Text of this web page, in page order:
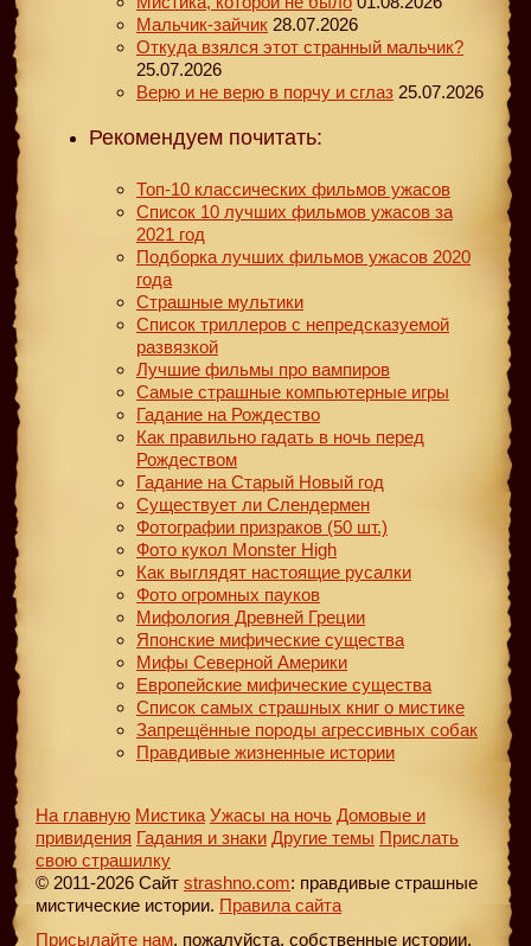
Мальчик-зайчик 28.07.2026
Откуда взялся этот странный мальчик?
25.07.2026
Верю и не верю в порчу и сглаз 25.07.2026
Рекомендуем почитать:
Топ-10 классических фильмов ужасов
Список 10 лучших фильмов ужасов за
2021 год
Подборка лучших фильмов ужасов 2020
года
Страшные мультики
Список триллеров с непредсказуемой
развязкой
Лучшие фильмы про вампиров
Самые страшные компьютерные игры
Гадание на Рождество
Как правильно гадать в ночь перед
Рождеством
Гадание на Старый Новый год
Существует ли Слендермен
Фотографии призраков (50 шт.)
Фото кукол Monster High
Как выглядят настоящие русалки
Фото огромных пауков
Мифология Древней Греции
Японские мифические существа
Мифы Северной Америки
Европейские мифические существа
Список самых страшных книг о мистике
Запрещённые породы агрессивных собак
Правдивые жизненные истории
На главную Мистика Ужасы на ночь Домовые и
привидения Гадания и знаки Другие темы Прислать
свою страшилку
© 2011-2026 Сайт strashno.com: правдивые страшные
мистические истории. Правила сайта
Присылайте нам, пожалуйста, собственные истории,